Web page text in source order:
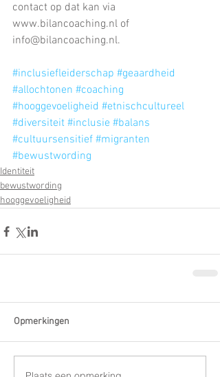
contact op dat kan via
www.bilancoaching.nl of
info@bilancoaching.nl.
#inclusiefleiderschap #geaardheid
#allochtonen #coaching
#hooggevoeligheid #etnischcultureel
#diversiteit #inclusie #balans
#cultuursensitief #migranten
#bewustwording
Identiteit
bewustwording
hooggevoeligheid
Opmerkingen